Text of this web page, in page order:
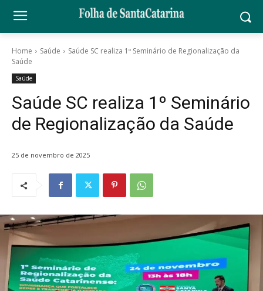
Home Saúde
Saúde SC realiza 1º Seminário de Regionalização da
Saúde
Saúde
Saúde SC realiza 1º Seminário
de Regionalização da Saúde
25 de novembro de 2025